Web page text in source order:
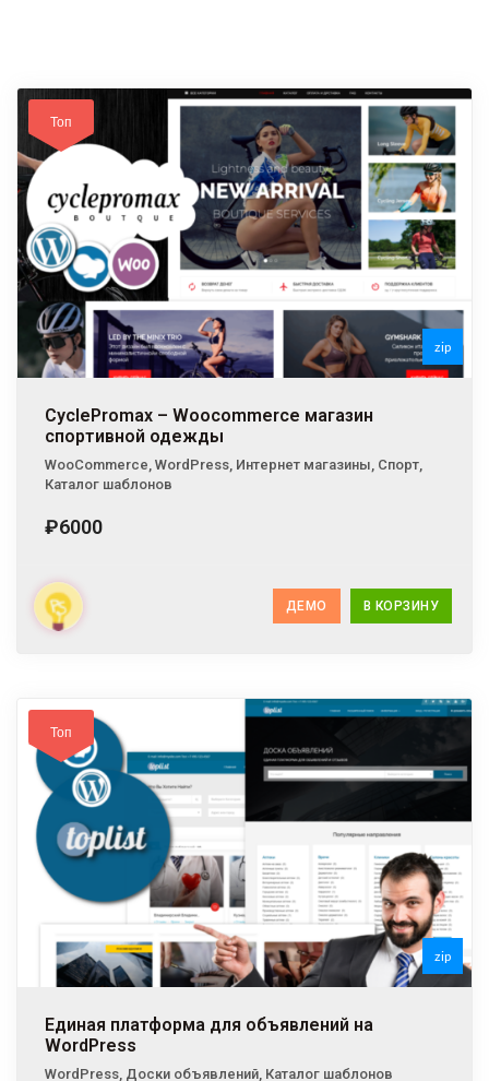
Топ
zip
CyclePromax – Woocommerce магазин
спортивной одежды
WooCommerce WordPress Интернет магазины Спорт
Каталог шаблонов
₽6000
ДЕМО В КОРЗИНУ
Топ
zip
Единая платформа для объявлений на
WordPress
WordPress, Доски объявлений, Каталог шаблонов